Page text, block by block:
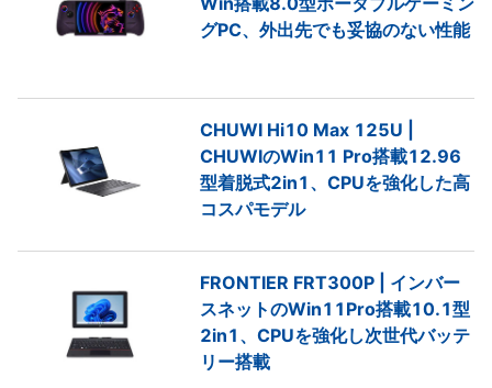
グPC、外出先でも妥協のない性能
CHUWI Hi10 Max 125U |
CHUWIのWin11 Pro搭載12.96
型着脱式2in1、CPUを強化した高
コスパモデル
FRONTIER FRT300P | インバー
スネットのWin11Pro搭載10.1型
2in1、CPUを強化し次世代バッテ
リー搭載